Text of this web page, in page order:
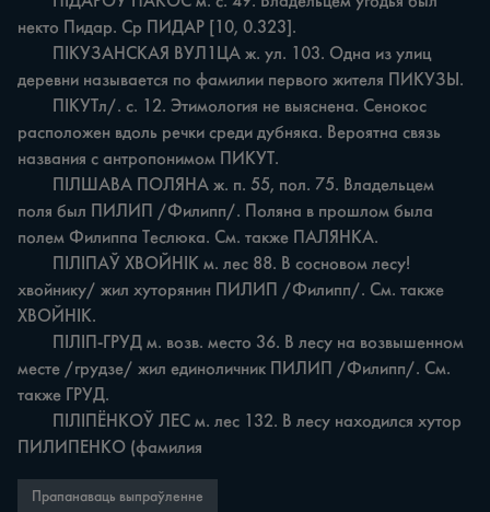
некто Пидар. Ср ПИДАР [10, 0.323].
деревни называется по фамилии первого жителя ПИКУЗЫ.
расположен вдоль речки среди дубняка. Вероятна связь
названия с антропонимом ПИКУТ.
поля был ПИЛИП /Филипп/. Поляна в прошлом была
полем Филиппа Теслюка. См. также ПАЛЯНКА.
хвойнику/ жил хуторянин ПИЛИП /Филипп/. См. также
ХВОЙНІК.
месте /грудзе/ жил единоличник ПИЛИП /Филипп/. См.
также ГРУД.
ПИЛИПЕНКО (фамилия
Прапанаваць выпраўленне